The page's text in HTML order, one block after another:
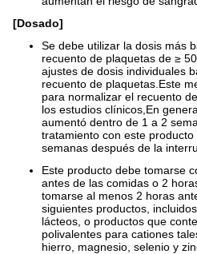
[Dosado]
Se debe utilizar la dosis más
recuento de plaquetas de ≥
ajustes de dosis individuales
recuento de plaquetas.Este
para normalizar el recuento
los estudios clínicos,En
aumentó dentro de 1 a 2
tratamiento con este
semanas después de la
Este producto debe tomarse
antes de las comidas o 2
tomarse al menos 2 horas
siguientes productos,
lácteos, o productos que
polivalentes para cationes
hierro, magnesio, selenio y